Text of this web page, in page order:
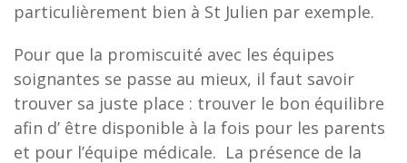
particulièrement bien à St Julien par exemple.
Pour que la promiscuité avec les équipes
soignantes se passe au mieux, il faut savoir
trouver sa juste place : trouver le bon équilibre
afin d’ être disponible à la fois pour les parents
et pour l’équipe médicale. La présence de la